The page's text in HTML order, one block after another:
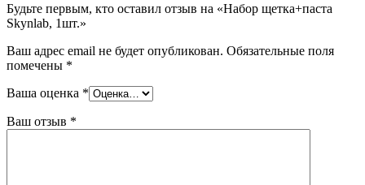
Будьте первым, кто оставил отзыв на «Набор щетка+паста
Skynlab, 1шт.»
Ваш адрес email не будет опубликован. Обязательные поля
помечены *
Ваша оценка *
Ваш отзыв *